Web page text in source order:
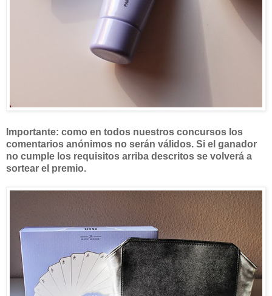
Importante: como en todos nuestros concursos los
comentarios anónimos no serán válidos. Si el ganador
no cumple los requisitos arriba descritos se volverá a
sortear el premio.